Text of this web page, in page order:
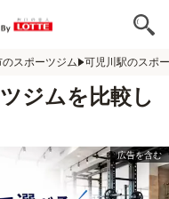
スポーツジム 可児川駅のスポ
ジムを比較し